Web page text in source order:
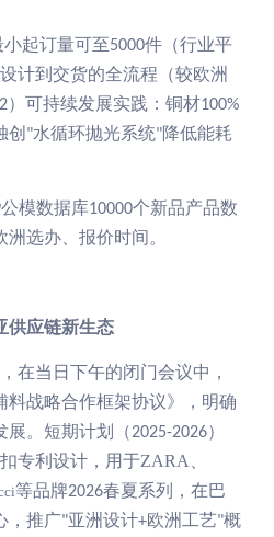
起订量可至5000件（行业平
计到交货的全流程（较欧洲
）可持续发展实践：铜材100%
创 "水循环抛光系统"降低能耗
公模数据库10000个新品产品数
洲选办 报价时间。
供应链新生态
在当日下午的闭门会议中，
料战略合作框架协议》，明确
展。短期计划（2025-2026）
专利设计，用于ZARA
等品牌2026春夏系列，在巴
，推广"亚洲设计+欧洲工艺"概